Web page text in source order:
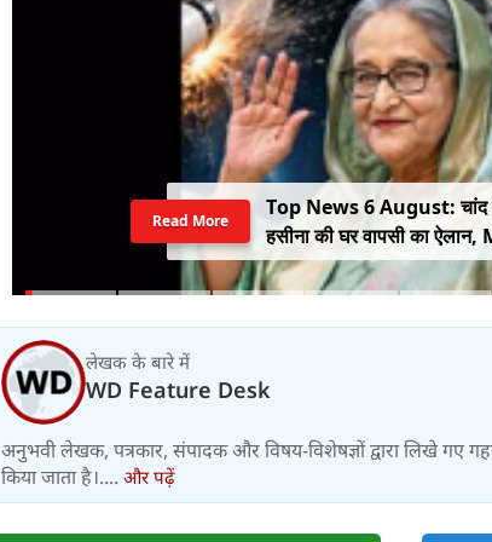
Top News 6 August:
हसीना की घर वापसी का ऐलान,
Read More
लेखक के बारे में
WD Feature Desk
अनुभवी लेखक, पत्रकार, संपादक और विषय-विशेषज्ञों द्वारा लिखे गए
किया जाता है।.... और पढ़ें